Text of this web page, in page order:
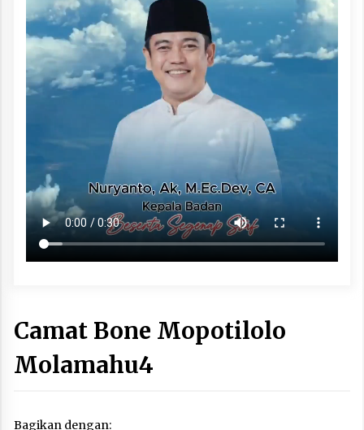
Camat Bone Mopotilolo
Molamahu4
Bagikan dengan: